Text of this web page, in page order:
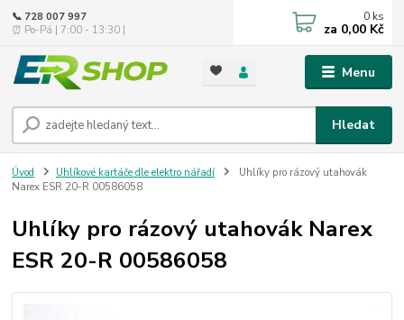
Menu
Hledat
📞 728 007 997
⏰ Po-Pá | 7:00 - 13:30 |
0 ks
za 0,00 Kč
Úvod Uhlíkové kartáče dle elektro nářadí
Uhlíky pro rázový utahovák
Narex ESR 20-R 00586058
Uhlíky pro rázový utahovák Narex
ESR 20-R 00586058